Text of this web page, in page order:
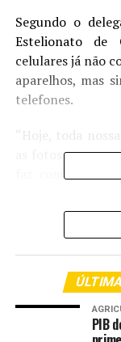
Segundo o
Estelionato de
celulares já não
aparelhos, mas
telefones.
“Hoje, toda
as fotos que a
faz com o
envolve um
criminosos dão
dado”, afirmou o
E o Carnaval se
criminosos, pois
de álcool,
PIB